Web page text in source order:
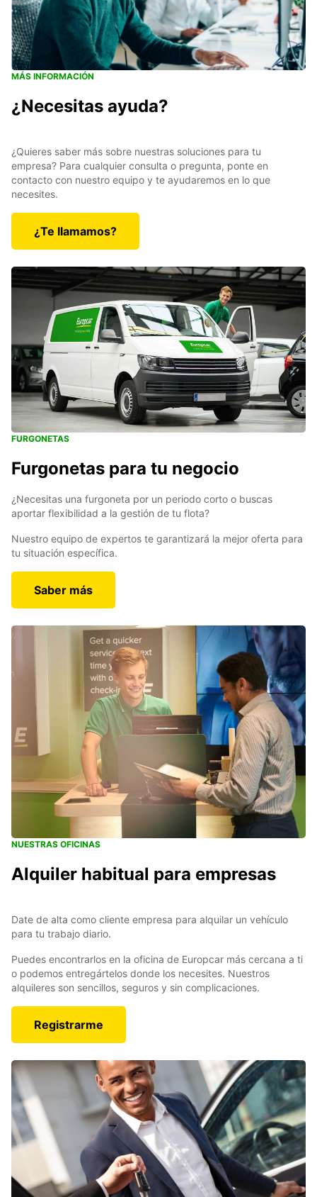
MÁS INFORMACIÓN
¿Necesitas ayuda?
¿Quieres saber más sobre nuestras soluciones para tu
empresa? Para cualquier consulta o pregunta, ponte en
contacto con nuestro equipo y te ayudaremos en lo que
necesites.
¿Te llamamos?
FURGONETAS
Furgonetas para tu negocio
¿Necesitas una furgoneta por un periodo corto o buscas
aportar flexibilidad a la gestión de tu flota?
Nuestro equipo de expertos te garantizará la mejor oferta para
tu situación específica.
Saber más
NUESTRAS OFICINAS
Alquiler habitual para empresas
Date de alta como cliente empresa para alquilar un vehículo
para tu trabajo diario.
Puedes encontrarlos en la oficina de Europcar más cercana a ti
o podemos entregártelos donde los necesites. Nuestros
alquileres son sencillos, seguros y sin complicaciones.
Registrarme